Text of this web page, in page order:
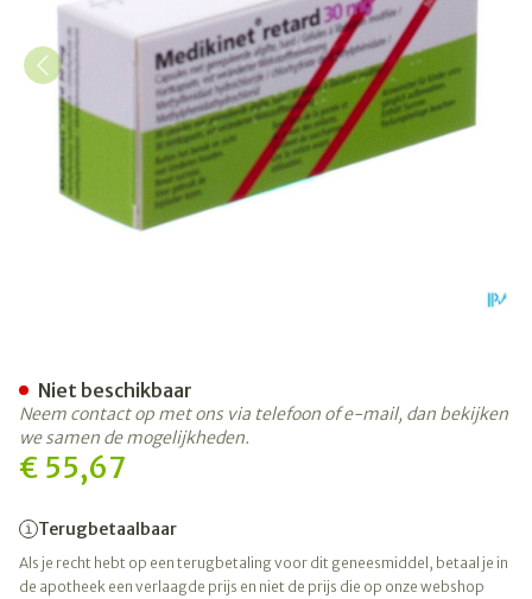
€ 55,67
Terugbetaalbaar
Als je recht hebt op een terugbetaling voor dit geneesmiddel, betaal je in
de apotheek een verlaagde prijs en niet de prijs die op onze webshop
Niet beschikbaar
Neem contact op met ons via telefoon of e-mail, dan bekijken
we samen de mogelijkheden.